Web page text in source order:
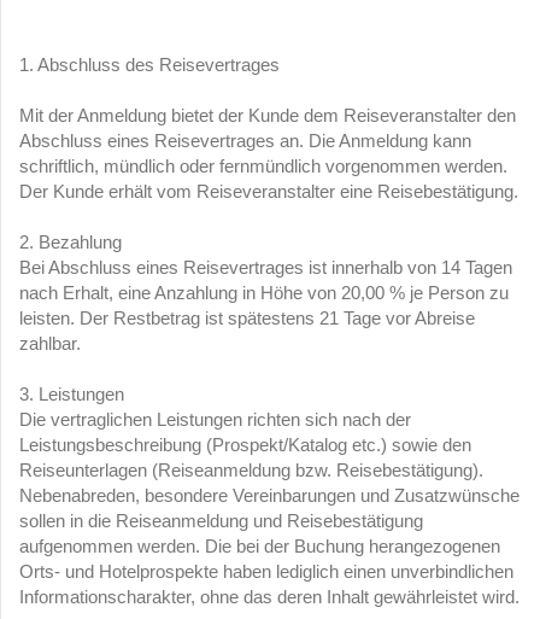
1. Abschluss des Reisevertrages
Mit der Anmeldung bietet der Kunde dem Reiseveranstalter den
Abschluss eines Reisevertrages an. Die Anmeldung kann
schriftlich, mündlich oder fernmündlich vorgenommen werden.
Der Kunde erhält vom Reiseveranstalter eine Reisebestätigung.
2. Bezahlung
Bei Abschluss eines Reisevertrages ist innerhalb von 14 Tagen
nach Erhalt, eine Anzahlung in Höhe von 20,00 % je Person zu
leisten. Der Restbetrag ist spätestens 21 Tage vor Abreise
zahlbar.
3. Leistungen
Die vertraglichen Leistungen richten sich nach der
Leistungsbeschreibung (Prospekt/Katalog etc.) sowie den
Reiseunterlagen (Reiseanmeldung bzw. Reisebestätigung).
Nebenabreden, besondere Vereinbarungen und Zusatzwünsche
sollen in die Reiseanmeldung und Reisebestätigung
aufgenommen werden. Die bei der Buchung herangezogenen
Orts- und Hotelprospekte haben lediglich einen unverbindlichen
Informationscharakter, ohne das deren Inhalt gewährleistet wird.